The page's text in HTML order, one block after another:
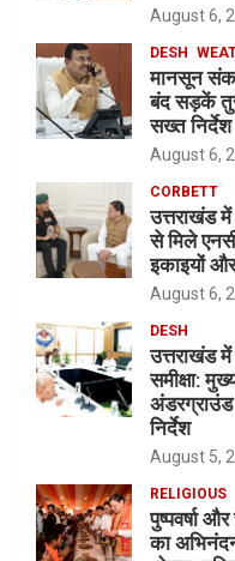
August 6,
DESH
मानसून
बंद सड़कें
सख्त निर्देश
August 6,
CORBETT
उत्तराखंड में
से मिले
इकाइयों
August 6,
DESH
उत्तराखंड
समीक्षा:
अंडरग्राउंड
निर्देश
August 5,
RELIGIOUS
पुष्पवर्षा
का